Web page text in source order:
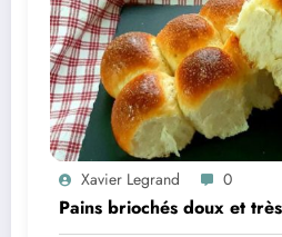
Xavier Legrand 0
Pains briochés doux et